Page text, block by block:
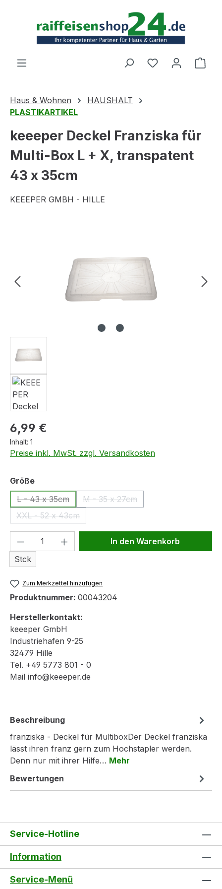
Haus & Wohnen
HAUSHALT
PLASTIKARTIKEL
keeeper Deckel Franziska für
Multi-Box L + X, transpatent
43 x 35cm
KEEEPER GMBH - HILLE
Regulärer Preis:
6,99 €
Inhalt: 1
Preise inkl. MwSt. zzgl. Versandkosten
Größeauswählen
L - 43 x 35cm
(Diese Option ist zurzeit nicht verfügbar.)
M - 35 x 27cm
(Diese Option ist zurzeit nicht
XXL - 52 x 43cm
(Diese Option ist zurzeit nicht verfügbar.)
Produkt Anzahl: Gib den
Stck
In den Warenkorb
Zum Merkzettel hinzufügen
Produktnummer: 00043204
Herstellerkontakt:
keeeper GmbH
Industriehafen 9-25
32479 Hille
Tel. +49 5773 801 - 0
Mail info@keeeper.de
Beschreibung
franziska - Deckel für MultiboxDer Deckel franziska
lässt ihren franz gern zum Hochstapler werden.
Denn nur mit ihrer Hilfe… Mehr
Bewertungen
Service-Hotline
Information
Service-Menü